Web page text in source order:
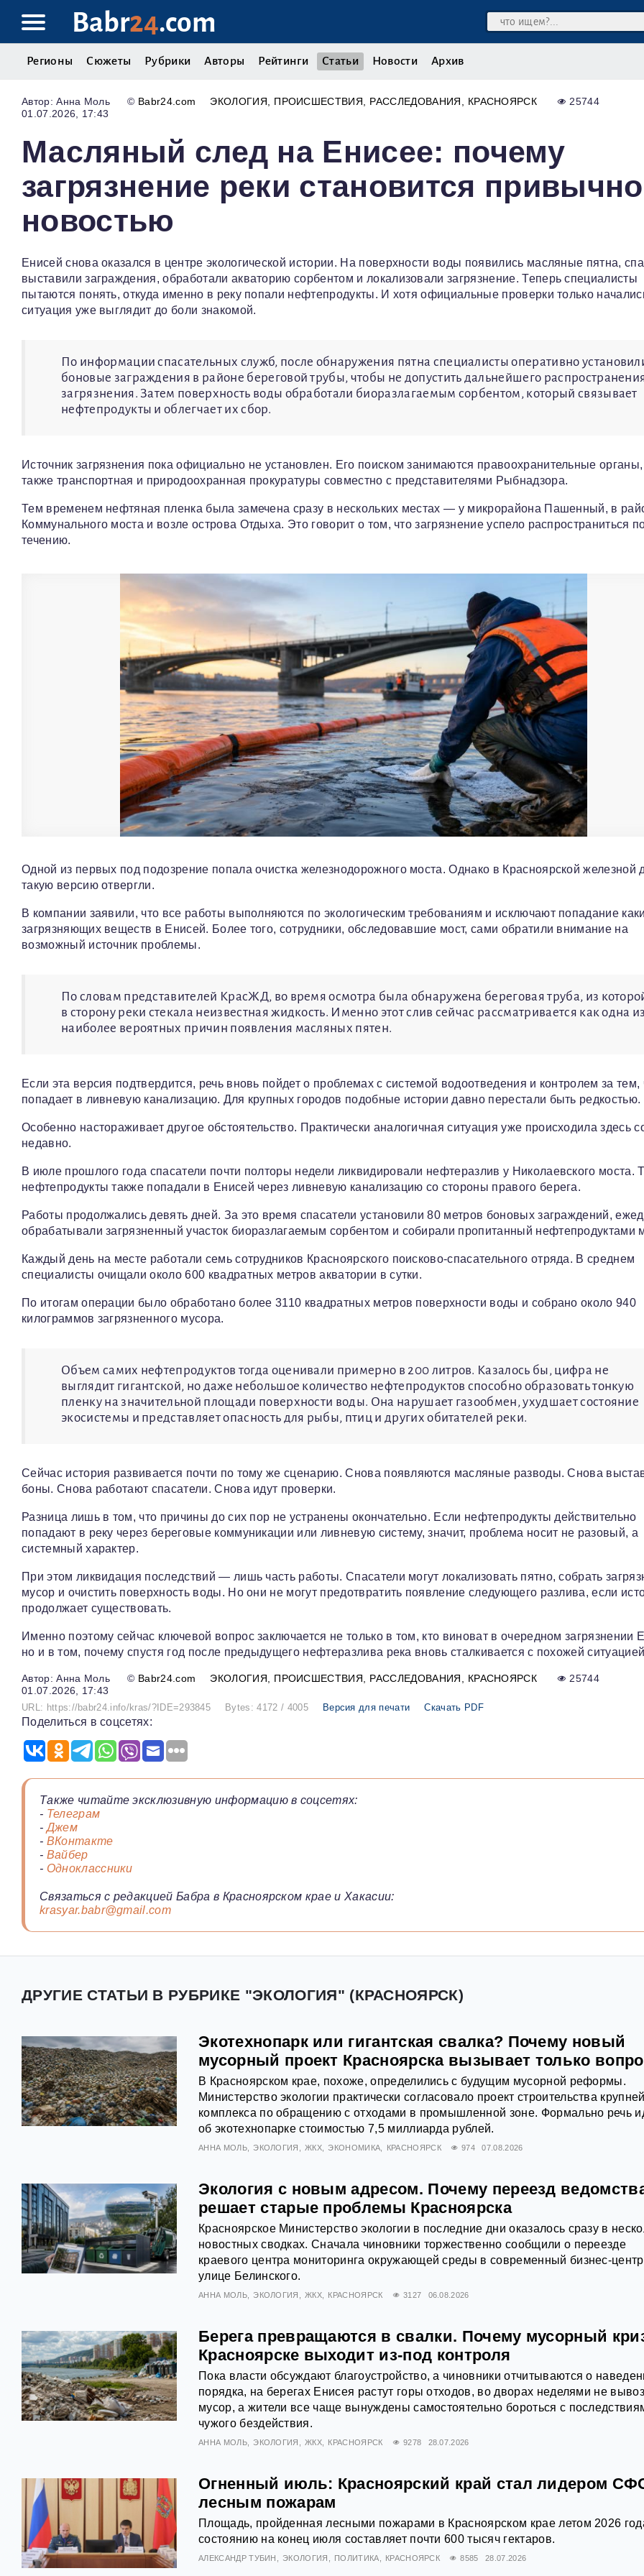
Babr24.com
Регионы Сюжеты Рубрики Авторы Рейтинги Статьи Новости Архив
Анна Моль © Babr24.com ЭКОЛОГИЯ ПРОИСШЕСТВИЯ РАССЛЕДОВАНИЯ КРАСНОЯРСК
25744
01.07.2026, 17:43
Масляный след на Енисее: почему
загрязнение реки становится
новостью
Енисей снова оказался в центре экологической истории. На поверхности воды появились масляные пятна,
выставили заграждения, обработали акваторию сорбентом и локализовали загрязнение. Теперь специалисты
пытаются понять, откуда именно в реку попали нефтепродукты. И хотя официальные проверки только
ситуация уже выглядит до боли знакомой.
По информации спасательных служб, после обнаружения пятна специалисты оперативно
боновые заграждения в районе береговой трубы, чтобы не допустить дальнейшего
загрязнения. Затем поверхность воды обработали биоразлагаемым сорбентом, который связывает
нефтепродукты и облегчает их сбор.
Источник загрязнения пока официально не установлен. Его поиском занимаются правоохранительные
также транспортная и природоохранная прокуратуры совместно с представителями Рыбнадзора.
Тем временем нефтяная пленка была замечена сразу в нескольких местах — у микрорайона Пашенный, в
Коммунального моста и возле острова Отдыха. Это говорит о том, что загрязнение успело распространиться
течению.
Одной из первых под подозрение попала очистка железнодорожного моста. Однако в Красноярской железной
такую версию отвергли.
В компании заявили, что все работы выполняются по экологическим требованиям и исключают попадание
загрязняющих веществ в Енисей. Более того, сотрудники, обследовавшие мост, сами обратили внимание на
возможный источник проблемы.
По словам представителей КрасЖД, во время осмотра была обнаружена береговая труба, из
в сторону реки стекала неизвестная жидкость. Именно этот слив сейчас рассматривается как одна из
наиболее вероятных причин появления масляных пятен.
Если эта версия подтвердится, речь вновь пойдет о проблемах с системой водоотведения и контролем за тем,
попадает в ливневую канализацию. Для крупных городов подобные истории давно перестали быть редкостью.
Особенно настораживает другое обстоятельство. Практически аналогичная ситуация уже происходила здесь
недавно.
В июле прошлого года спасатели почти полторы недели ликвидировали нефтеразлив у Николаевского моста.
нефтепродукты также попадали в Енисей через ливневую канализацию со стороны правого берега.
Работы продолжались девять дней. За это время спасатели установили 80 метров боновых заграждений,
обрабатывали загрязненный участок биоразлагаемым сорбентом и собирали пропитанный нефтепродуктами
Каждый день на месте работали семь сотрудников Красноярского поисково-спасательного отряда. В среднем
специалисты очищали около 600 квадратных метров акватории в сутки.
По итогам операции было обработано более 3110 квадратных метров поверхности воды и собрано около 940
килограммов загрязненного мусора.
Объем самих нефтепродуктов тогда оценивали примерно в 200 литров. Казалось бы, цифра не
выглядит гигантской, но даже небольшое количество нефтепродуктов способно образовать тонкую
пленку на значительной площади поверхности воды. Она нарушает газообмен, ухудшает состояние
экосистемы и представляет опасность для рыбы, птиц и других обитателей реки.
Сейчас история развивается почти по тому же сценарию. Снова появляются масляные разводы. Снова
боны. Снова работают спасатели. Снова идут проверки.
Разница лишь в том, что причины до сих пор не устранены окончательно. Если нефтепродукты действительно
попадают в реку через береговые коммуникации или ливневую систему, значит, проблема носит не разовый, а
системный характер.
При этом ликвидация последствий — лишь часть работы. Спасатели могут локализовать пятно, собрать
мусор и очистить поверхность воды. Но они не могут предотвратить появление следующего разлива, если
продолжает существовать.
Именно поэтому сейчас ключевой вопрос заключается не только в том, кто виноват в очередном загрязнении
но и в том, почему спустя год после предыдущего нефтеразлива река вновь сталкивается с похожей
Анна Моль © Babr24.com ЭКОЛОГИЯ ПРОИСШЕСТВИЯ РАССЛЕДОВАНИЯ КРАСНОЯРСК
25744
01.07.2026, 17:43
URL: https://babr24.info/kras/?IDE=293845 Bytes: 4172 / 4005 Версия для печати Скачать PDF
Поделиться в соцсетях:
Также читайте эксклюзивную информацию в соцсетях:
- Телеграм
-Джем
- ВКонтакте
- Вайбер
- Одноклассники
Связаться с редакцией Бабра в Красноярском крае и Хакасии:
krasyar.babr@gmail.com
ДРУГИЕ СТАТЬИ В РУБРИКЕ "ЭКОЛОГИЯ" (КРАСНОЯРСК)
Экотехнопарк или гигантская свалка? Почему новый
мусорный проект Красноярска вызывает только
В Красноярском крае, похоже, определились с будущим мусорной реформы.
Министерство экологии практически согласовало проект строительства
комплекса по обращению с отходами в промышленной зоне. Формально речь
об экотехнопарке стоимостью 7,5 миллиарда рублей.
АННА МОЛЬ ЭКОЛОГИЯ ЖКХ ЭКОНОМИКА КРАСНОЯРСК 974 07.08.2026
Экология с новым адресом. Почему переезд
решает старые проблемы Красноярска
Красноярское Министерство экологии в последние дни оказалось сразу в
новостных сводках. Сначала чиновники торжественно сообщили о переезде
краевого центра мониторинга окружающей среды в современный бизнес-
улице Белинского.
АННА МОЛЬ ЭКОЛОГИЯ ЖКХ КРАСНОЯРСК 3127 06.08.2026
Берега превращаются в свалки. Почему мусорный
Красноярске выходит из-под контроля
Пока власти обсуждают благоустройство, а чиновники отчитываются о
порядка, на берегах Енисея растут горы отходов, во дворах неделями не
мусор, а жители все чаще вынуждены самостоятельно бороться с
чужого бездействия.
АННА МОЛЬ ЭКОЛОГИЯ ЖКХ КРАСНОЯРСК 9278 28.07.2026
Огненный июль: Красноярский край стал лидером
лесным пожарам
Площадь, пройденная лесными пожарами в Красноярском крае летом 2026
состоянию на конец июля составляет почти 600 тысяч гектаров.
АЛЕКСАНДР ТУБИН ЭКОЛОГИЯ ПОЛИТИКА КРАСНОЯРСК 8585 28.07.2026